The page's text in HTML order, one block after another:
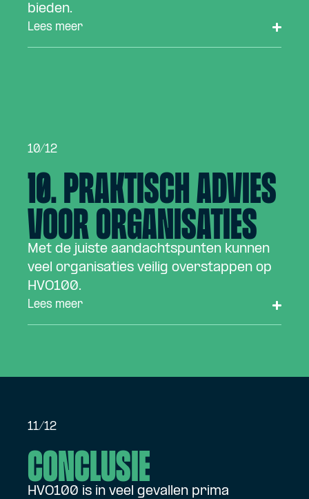
bieden.
Lees meer
10/12
10. Praktisch advies
voor organisaties
Met de juiste aandachtspunten kunnen
veel organisaties veilig overstappen op
HVO100.
Lees meer
11/12
Conclusie
HVO100 is in veel gevallen prima